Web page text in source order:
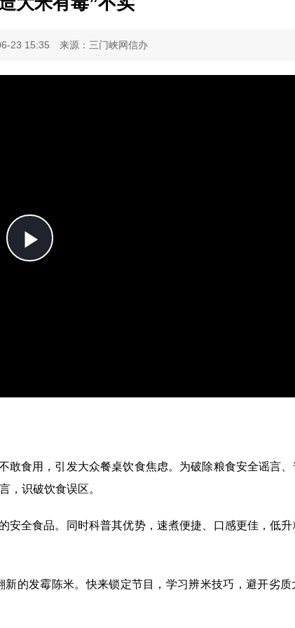
23 15:35 来源：三门峡网信办
食用，引发大众餐桌饮食焦虑。为破除粮食安全谣言
，识破饮食误区。
全食品。同时科普其优势，速煮便捷、口感更佳，低升
发霉陈米。快来锁定节目，学习辨米技巧，避开劣质